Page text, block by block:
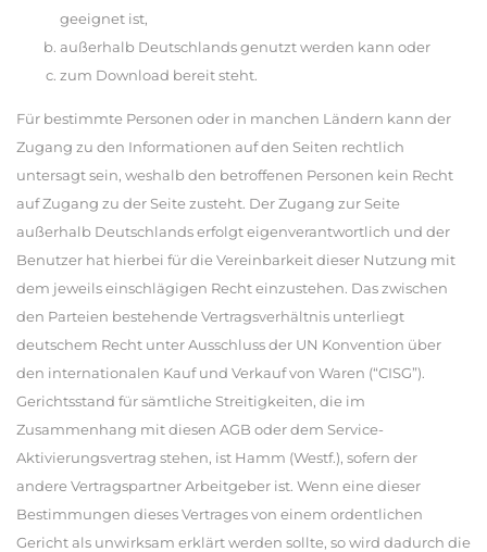
geeignet ist,
außerhalb Deutschlands genutzt werden kann oder
zum Download bereit steht.
Für bestimmte Personen oder in manchen Ländern kann der
Zugang zu den Informationen auf den Seiten rechtlich
untersagt sein, weshalb den betroffenen Personen kein Recht
auf Zugang zu der Seite zusteht. Der Zugang zur Seite
außerhalb Deutschlands erfolgt eigenverantwortlich und der
Benutzer hat hierbei für die Vereinbarkeit dieser Nutzung mit
dem jeweils einschlägigen Recht einzustehen. Das zwischen
den Parteien bestehende Vertragsverhältnis unterliegt
deutschem Recht unter Ausschluss der UN Konvention über
den internationalen Kauf und Verkauf von Waren (“CISG”).
Gerichtsstand für sämtliche Streitigkeiten, die im
Zusammenhang mit diesen AGB oder dem Service-
Aktivierungsvertrag stehen, ist Hamm (Westf.), sofern der
andere Vertragspartner Arbeitgeber ist. Wenn eine dieser
Bestimmungen dieses Vertrages von einem ordentlichen
Gericht als unwirksam erklärt werden sollte, so wird dadurch die